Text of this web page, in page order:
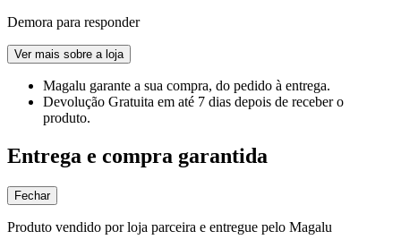
Demora para responder
Ver mais sobre a loja
Magalu garante a sua compra, do pedido à entrega.
Devolução Gratuita em até 7 dias depois de receber o
produto.
Entrega e compra garantida
Fechar
Produto vendido por loja parceira e entregue pelo Magalu